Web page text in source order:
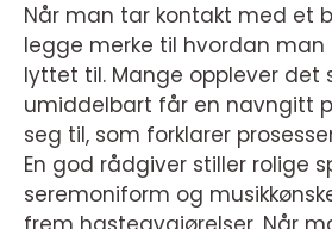
Når man tar kontakt med et
legge merke til hvordan
lyttet til. Mange opplever det
umiddelbart får en navngitt
seg til, som forklarer
En god rådgiver stiller rolige
seremoniform og